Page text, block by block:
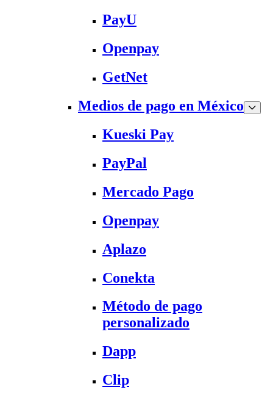
PayU
Openpay
GetNet
Medios de pago en México
Kueski Pay
PayPal
Mercado Pago
Openpay
Aplazo
Conekta
Método de pago
personalizado
Dapp
Clip